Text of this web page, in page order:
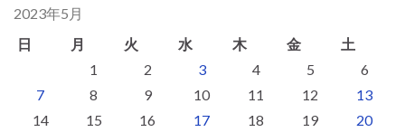
2023年5月
日
月 火 水 木 金
土
1
2 3 4 5
6
7
8 9 10 11 12
13
14
15 16 17 18 19
20